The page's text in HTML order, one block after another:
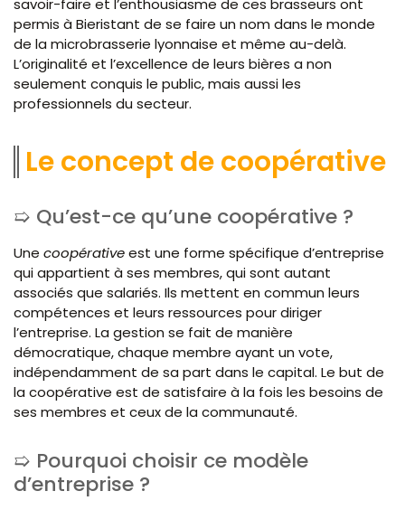
savoir-faire et l’enthousiasme de ces brasseurs ont
permis à Bieristant de se faire un nom dans le monde
de la microbrasserie lyonnaise et même au-delà.
L’originalité et l’excellence de leurs bières a non
seulement conquis le public, mais aussi les
professionnels du secteur.
Le concept de coopérative
Qu’est-ce qu’une coopérative ?
Une coopérativeest une forme spécifique d’entreprise
qui appartient à ses membres, qui sont autant
associés que salariés. Ils mettent en commun leurs
compétences et leurs ressources pour diriger
l’entreprise. La gestion se fait de manière
démocratique, chaque membre ayant un vote,
indépendamment de sa part dans le capital. Le but de
la coopérative est de satisfaire à la fois les besoins de
ses membres et ceux de la communauté.
Pourquoi choisir ce modèle
d’entreprise ?